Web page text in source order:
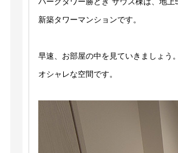
新築タワーマンションです。
早速、お部屋の中を見ていきましょう
オシャレな空間です。